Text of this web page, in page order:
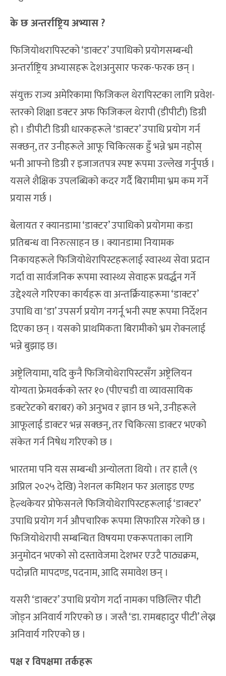
के छ अन्तर्राष्ट्रिय अभ्यास ?
फिजियोथरापिस्टको ‘डाक्टर’ उपाधिको प्रयोगसम्बन्धी
अन्तर्राष्ट्रिय अभ्यासहरू देशअनुसार फरक-फरक छन् ।
संयुक्त राज्य अमेरिकामा फिजिकल थेरापिस्टका लागि प्रवेश-
स्तरको शिक्षा डक्टर अफ फिजिकल थेरापी (डीपीटी) डिग्री
हो । डीपीटी डिग्री धारकहरूले ‘डाक्टर’ उपाधि प्रयोग गर्न
सक्छन्, तर उनीहरूले आफू चिकित्सक हुँ भन्ने भ्रम नहोस्
भनी आफ्नो डिग्री र इजाजतपत्र स्पष्ट रूपमा उल्लेख गर्नुपर्छ ।
यसले शैक्षिक उपलब्धिको कदर गर्दै बिरामीमा भ्रम कम गर्ने
प्रयास गर्छ ।
बेलायत र क्यानडामा ‘डाक्टर’ उपाधिको प्रयोगमा कडा
प्रतिबन्ध वा निरुत्साहन छ । क्यानडामा नियामक
निकायहरूले फिजियोथेरापिस्टहरूलाई स्वास्थ्य सेवा प्रदान
गर्दा वा सार्वजनिक रूपमा स्वास्थ्य सेवाहरू प्रवर्द्धन गर्ने
उद्देश्यले गरिएका कार्यहरू वा अन्तर्क्रियाहरूमा ‘डाक्टर’
उपाधि वा ‘डा’ उपसर्ग प्रयोग नगर्नू भनी स्पष्ट रूपमा निर्देशन
दिएका छन् । यसको प्राथमिकता बिरामीको भ्रम रोक्नलाई
भन्ने बुझाइ छ।
अष्ट्रेलियामा, यदि कुनै फिजियोथेरापिस्टसँग अष्ट्रेलियन
योग्यता फ्रेमवर्कको स्तर १० (पीएचडी वा व्यावसायिक
डक्टरेटको बराबर) को अनुभव र ज्ञान छ भने, उनीहरूले
आफूलाई डाक्टर भन्न सक्छन्, तर चिकित्सा डाक्टर भएको
संकेत गर्न निषेध गरिएको छ ।
भारतमा पनि यस सम्बन्धी अन्योलता थियो । तर हालै (९
अप्रिल २०२५ देखि) नेशनल कमिशन फर अलाइड एण्ड
हेल्थकेयर प्रोफेसनले फिजियोथेरापिस्टहरूलाई ‘डाक्टर’
उपाधि प्रयोग गर्न औपचारिक रूपमा सिफारिस गरेको छ ।
फिजियोथेरापी सम्बन्धित विषयमा एकरूपताका लागि
अनुमोदन भएको सो दस्तावेजमा देशभर एउटै पाठ्यक्रम,
पदोन्नति मापदण्ड, पदनाम, आदि समावेश छन् ।
यसरी ‘डाक्टर’ उपाधि प्रयोग गर्दा नामका पछिल्तिर पीटी
जोड्न अनिवार्य गरिएको छ । जस्तै ‘डा. रामबहादुर पीटी’ लेख्न
अनिवार्य गरिएको छ ।
पक्ष र विपक्षमा तर्कहरू